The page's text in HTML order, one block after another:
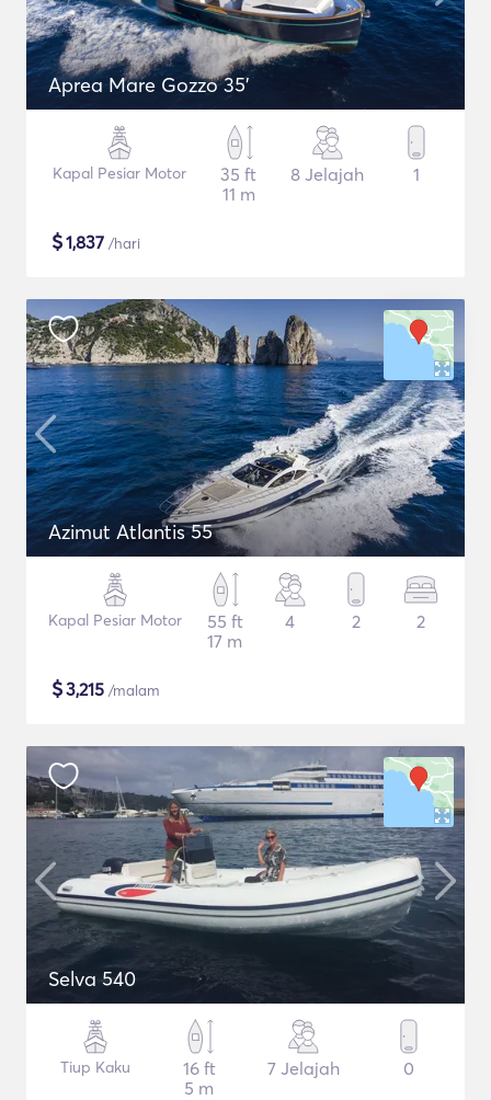
Aprea Mare Gozzo 35'
Kapal Pesiar Motor
35 ft
11 m
8 Jelajah 1
$1,837 /hari
Azimut Atlantis 55
Kapal Pesiar Motor
55 ft
17 m
4 2 2
$3,215 /malam
Selva 540
Tiup Kaku
16 ft
5 m
7 Jelajah 0